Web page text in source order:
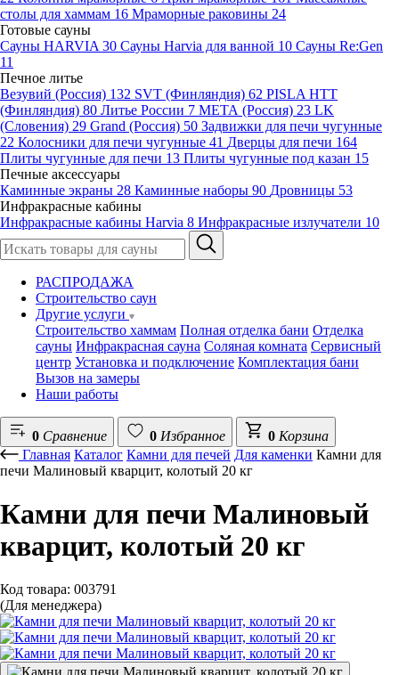
столы для хаммам 16 Мраморные раковины 24
Готовые сауны
Сауны HARVIA 30 Сауны Harvia для ванной 10 Сауны Re:Gen
11
Печное литье
Везувий (Россия) 132 SVT (Финляндия) 62 PISLA HTT
(Финляндия) 80 Литье России 7 МЕТА (Россия) 23 LK
(Словения) 29 Grand (Россия) 50 Задвижки для печи чугунные
22 Колосники для печи чугунные 41 Дверцы для печи 164
Плиты чугунные для печи 13 Плиты чугунные под казан 15
Печные аксессуары
Каминные экраны 28 Каминные наборы 90 Дровницы 53
Инфракрасные кабины
Инфракрасные кабины Harvia 8 Инфракрасные излучатели 10
РАСПРОДАЖА
Строительство саун
Другие услуги
Строительство хаммам Полная отделка бани Отделка
сауны Инфракрасная сауна Соляная комната Сервисный
центр Установка и подключение Комплектация бани
Вызов на замеры
Наши работы
0 Сравнение 0 Избранное 0 Корзина
Главная Каталог Камни для печей Для каменки Камни для
печи Малиновый кварцит, колотый 20 кг
Камни для печи Малиновый
кварцит, колотый 20 кг
Код товара: 003791
(Для менеджера)